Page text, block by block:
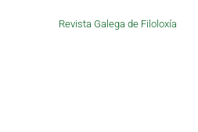
Revista Galega de Filoloxía